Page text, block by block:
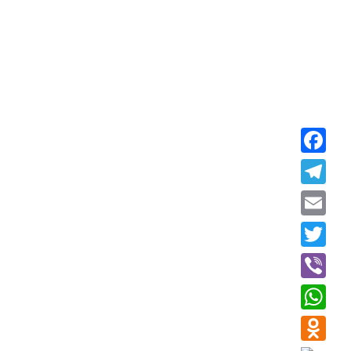
Telegram
Email
Twitter
Viber